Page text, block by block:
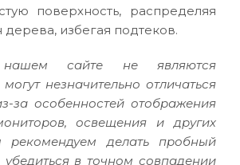
поверхность, распределяя
дерева, избегая подтеков.
сайте не являются
незначительно отличаться
за особенностей отображения
освещения и других
делать пробный
в точном совпадении